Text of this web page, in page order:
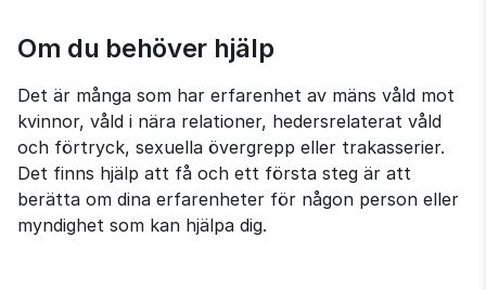
Om du behöver hjälp
Det är många som har erfarenhet av mäns våld mot
kvinnor, våld i nära relationer, heders­relaterat våld
och förtryck, sexuella övergrepp eller trakasserier.
Det finns hjälp att få och ett första steg är att
berätta om dina erfarenheter för någon person eller
myndighet som kan hjälpa dig.